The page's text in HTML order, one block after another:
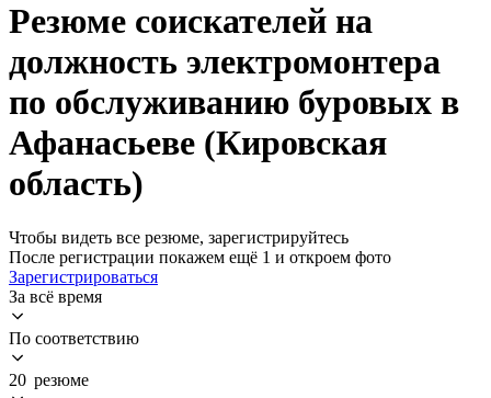
Резюме соискателей на
должность электромонтера
по обслуживанию буровых в
Афанасьеве (Кировская
область)
Чтобы видеть все резюме, зарегистрируйтесь
После регистрации покажем ещё 1 и откроем фото
Зарегистрироваться
За всё время
По соответствию
20 резюме